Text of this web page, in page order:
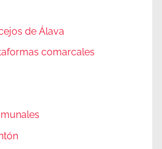
de Álava
comarcales